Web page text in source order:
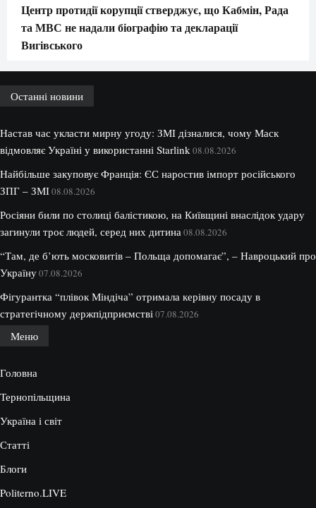
Центр протидії корупції стверджує, що Кабмін, Рада
та МВС не надали біографію та декларації
Вигівського
Останні новини
Настав час укласти мирну угоду: ЗМІ дізналися, чому Маск
відмовляє Україні у використанні Starlink 08.08.2026
Найбільше закуповує Франція: ЄС наростив імпорт російського
ЗПГ – ЗМІ08.08.2026
Росіяни били по столиці балістикою, на Київщині внаслідок удару
загинули троє людей, серед них дитина 08.08.2026
“Там, де б’ють московитів – Польща допомагає”, – Навроцький про
Україну07.08.2026
Фігурантка “плівок Міндіча” отримала керівну посаду в
стратегічному держпідприємстві 07.08.2026
Меню
Головна
Тернопільщина
Україна і світ
Статті
Блоги
Politerno.LIVE